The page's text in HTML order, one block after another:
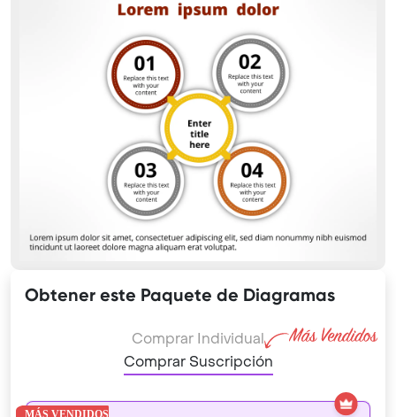
Obtener este Paquete de Diagramas
Comprar Individual
Comprar Suscripción